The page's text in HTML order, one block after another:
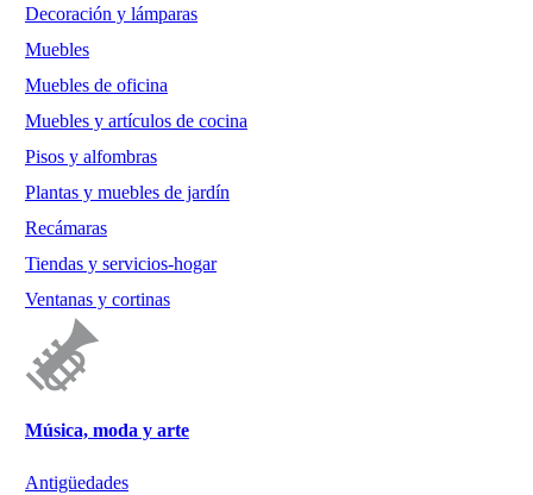
Decoración y lámparas
Muebles
Muebles de oficina
Muebles y artículos de cocina
Pisos y alfombras
Plantas y muebles de jardín
Recámaras
Tiendas y servicios-hogar
Ventanas y cortinas
Música, moda y arte
Antigüedades